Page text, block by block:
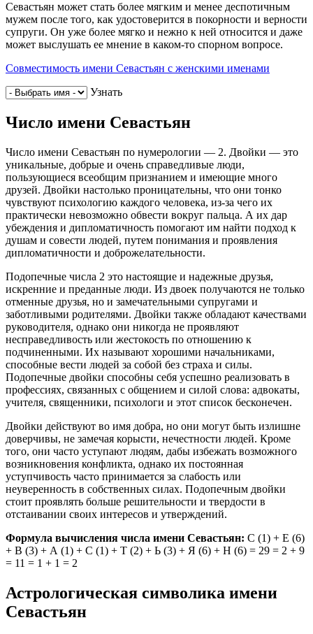
Севастьян может стать более мягким и менее деспотичным
мужем после того, как удостоверится в покорности и верности
супруги. Он уже более мягко и нежно к ней относится и даже
может выслушать ее мнение в каком-то спорном вопросе.
Совместимость имени Севастьян с женскими именами
Узнать
Число имени Севастьян
Число имени Севастьян по нумерологии — 2. Двойки — это
уникальные, добрые и очень справедливые люди,
пользующиеся всеобщим признанием и имеющие много
друзей. Двойки настолько проницательны, что они тонко
чувствуют психологию каждого человека, из-за чего их
практически невозможно обвести вокруг пальца. А их дар
убеждения и дипломатичность помогают им найти подход к
душам и совести людей, путем понимания и проявления
дипломатичности и доброжелательности.
Подопечные числа 2 это настоящие и надежные друзья,
искренние и преданные люди. Из двоек получаются не только
отменные друзья, но и замечательными супругами и
заботливыми родителями. Двойки также обладают качествами
руководителя, однако они никогда не проявляют
несправедливость или жестокость по отношению к
подчиненными. Их называют хорошими начальниками,
способные вести людей за собой без страха и силы.
Подопечные двойки способны себя успешно реализовать в
профессиях, связанных с общением и силой слова: адвокаты,
учителя, священники, психологи и этот список бесконечен.
Двойки действуют во имя добра, но они могут быть излишне
доверчивы, не замечая корысти, нечестности людей. Кроме
того, они часто уступают людям, дабы избежать возможного
возникновения конфликта, однако их постоянная
уступчивость часто принимается за слабость или
неуверенность в собственных силах. Подопечным двойки
стоит проявлять больше решительности и твердости в
отстаивании своих интересов и утверждений.
Формула вычисления числа имени Севастьян: С (1) + Е (6)
+ В (3) + А (1) + С (1) + Т (2) + Ь (3) + Я (6) + Н (6) = 29 = 2 + 9
= 11 = 1 + 1 = 2
Астрологическая символика имени
Севастьян